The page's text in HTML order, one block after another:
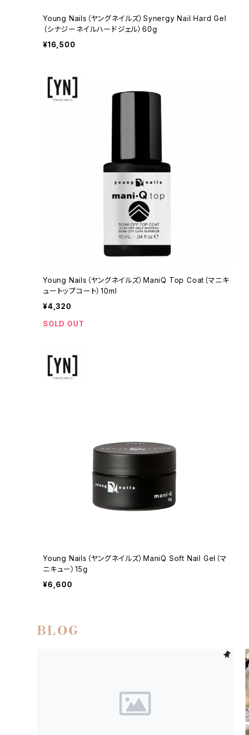
Young Nails（ヤングネイルズ）Synergy Nail Hard Gel
（シナジーネイルハードジェル）60g
¥16,500
Young Nails（ヤングネイルズ）ManiQ Top Coat（マニキ
ュートップコート）10ml
¥4,320
SOLD OUT
Young Nails（ヤングネイルズ）ManiQ Soft Nail Gel（マ
ニキュー）15g
¥6,600
BLOG